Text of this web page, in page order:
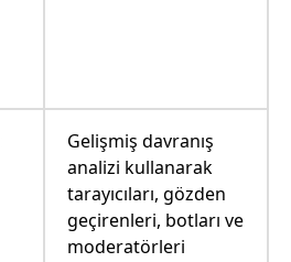
Gelişmiş davranış
analizi kullanarak
tarayıcıları, gözden
geçirenleri, botları ve
moderatörleri